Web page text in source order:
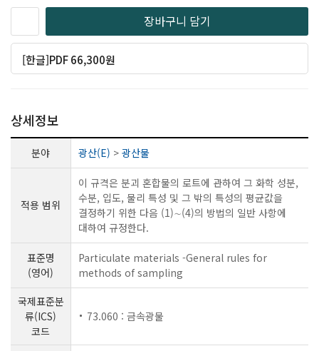
장바구니 담기
[한글]PDF 66,300원
상세정보
분야 광산(E) > 광산물
적용 범위
이 규격은 분괴 혼합물의 로트에 관하여 그 화학 성분,
수분, 입도, 물리 특성 및 그 밖의 특성의 평균값을
결정하기 위한 다음 (1)∼(4)의 방법의 일반 사항에
대하여 규정한다.
표준명
(영어)
Particulate materials -General rules for
methods of sampling
국제표준분
류(ICS)
코드
73.060 : 금속광물